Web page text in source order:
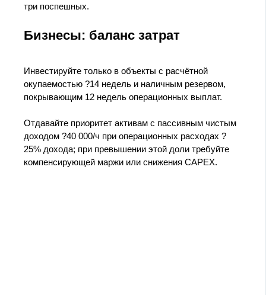
три поспешных.
Бизнесы: баланс затрат
Инвестируйте только в объекты с расчётной
окупаемостью ?14 недель и наличным резервом,
покрывающим 12 недель операционных выплат.
Отдавайте приоритет активам с пассивным чистым
доходом ?40 000/ч при операционных расходах ?
25% дохода; при превышении этой доли требуйте
компенсирующей маржи или снижения CAPEX.